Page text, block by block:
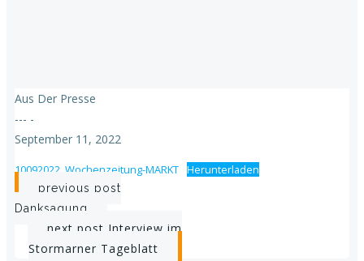
Aus Der Presse
--- -
September 11, 2022
10092022_Wochenzeitung-MARKT Herunterladen
Beitragsnavigation
previous post
Danksagung
Beitragsnavigation
next post Interview im
Stormarner Tageblatt